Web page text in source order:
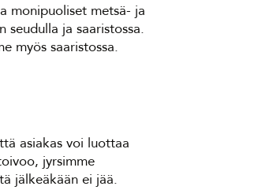
monipuoliset metsä- ja
seudulla ja saaristossa.
myös saaristossa.
asiakas voi luottaa
jyrsimme
jälkeäkään ei jää.